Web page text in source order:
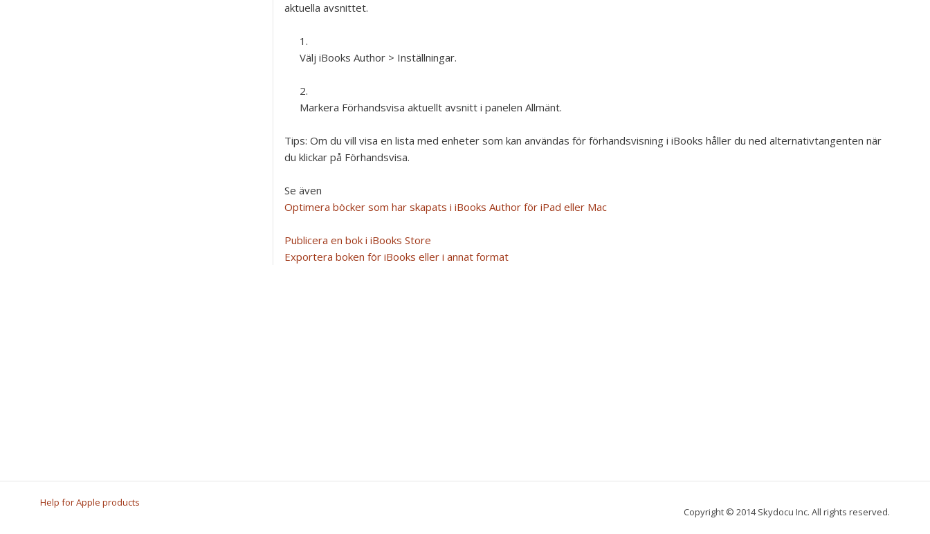
aktuella avsnittet.
Välj iBooks Author > Inställningar.
Markera Förhandsvisa aktuellt avsnitt i panelen Allmänt.
Tips: Om du vill visa en lista med enheter som kan användas för förhandsvisning i iBooks håller du ned alternativtangenten när
du klickar på Förhandsvisa.
Se även
Optimera böcker som har skapats i iBooks Author för iPad eller Mac
Publicera en bok i iBooks Store
Exportera boken för iBooks eller i annat format
Help for Apple products
Copyright © 2014 Skydocu Inc. All rights reserved.